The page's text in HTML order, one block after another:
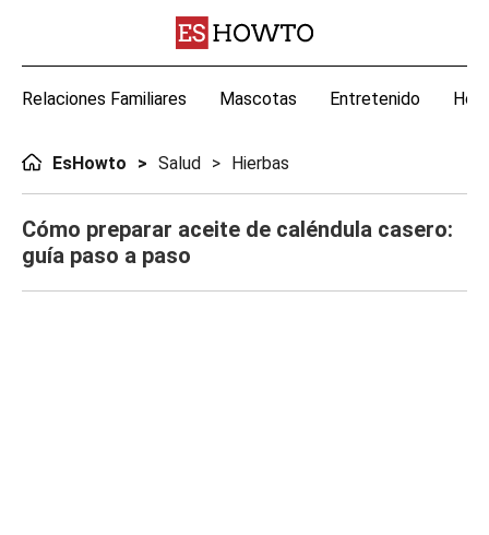
Relaciones Familiares Mascotas Entretenido
EsHowto Salud Hierbas
Cómo preparar aceite de caléndula casero:
guía paso a paso